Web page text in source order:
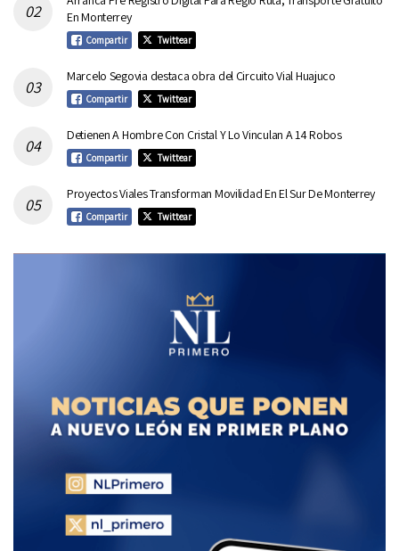
En Monterrey
Compartir Twittear
Marcelo Segovia destaca obra del Circuito Vial Huajuco
Compartir Twittear
Detienen A Hombre Con Cristal Y Lo Vinculan A 14 Robos
Compartir Twittear
Proyectos Viales Transforman Movilidad En El Sur De Monterrey
Compartir Twittear